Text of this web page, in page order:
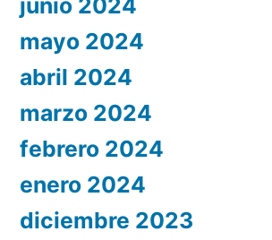
mayo 2024
abril 2024
marzo 2024
febrero 2024
enero 2024
diciembre 2023